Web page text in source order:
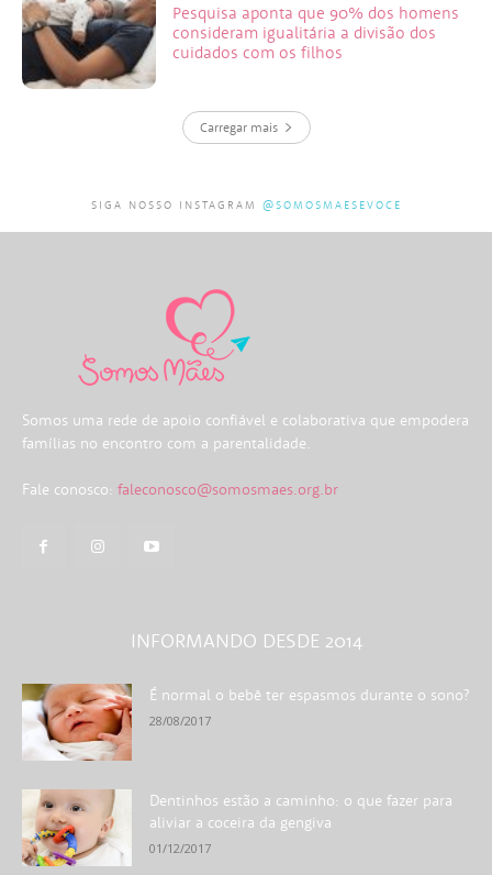
Pesquisa aponta que 90% dos homens
consideram igualitária a divisão dos
cuidados com os filhos
Carregar mais
SIGA NOSSO INSTAGRAM @SOMOSMAESEVOCE
Somos uma rede de apoio confiável e colaborativa que empodera
famílias no encontro com a parentalidade.
Fale conosco: faleconosco@somosmaes.org.br
INFORMANDO DESDE 2014
É normal o bebê ter espasmos durante o sono?
28/08/2017
Dentinhos estão a caminho: o que fazer para
aliviar a coceira da gengiva
01/12/2017